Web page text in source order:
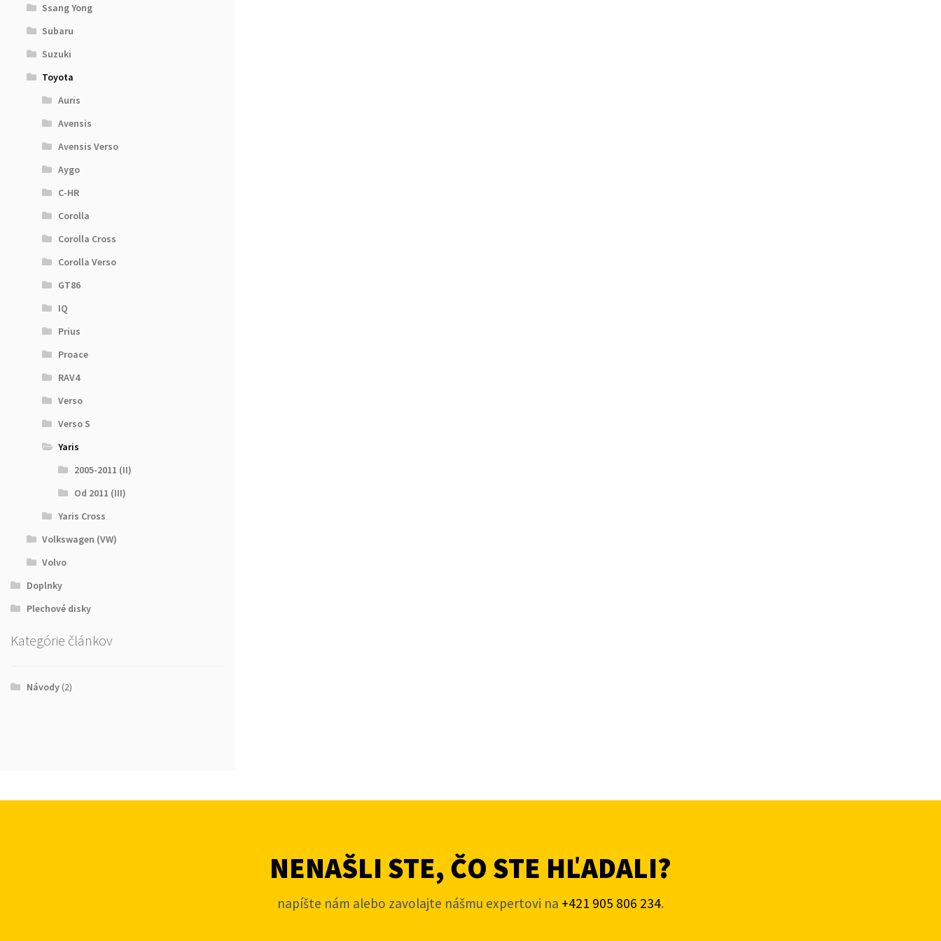
Ssang Yong
Subaru
Suzuki
Toyota
Auris
Avensis
Avensis Verso
Aygo
C-HR
Corolla
Corolla Cross
Corolla Verso
GT86
IQ
Prius
Proace
RAV4
Verso
Verso S
Yaris
2005-2011 (II)
Od 2011 (III)
Yaris Cross
Volkswagen (VW)
Volvo
Doplnky
Plechové disky
Kategórie článkov
Návody(2)
NENAŠLI STE, ČO STE HĽADALI?
napíšte nám alebo zavolajte nášmu expertovi na +421 905 806 234.